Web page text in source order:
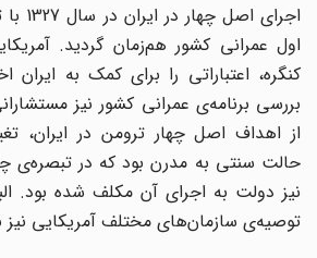
اجرای اصل
اول عمرانی کشور هم‌زمان گردید.
کنگره، اعتباراتی را برای کمک به ایران
بررسی برنامه‌ی عمرانی‌ کشور نیز
از اهداف اصل چهار ترومن در ایران،
حالت سنتی به مدرن بود که در تبصره‌ی
نیز دولت به اجرای آن مکلف شده بود.
توصیه‌ی سازمان‌های مختلف آمریکایی نیز